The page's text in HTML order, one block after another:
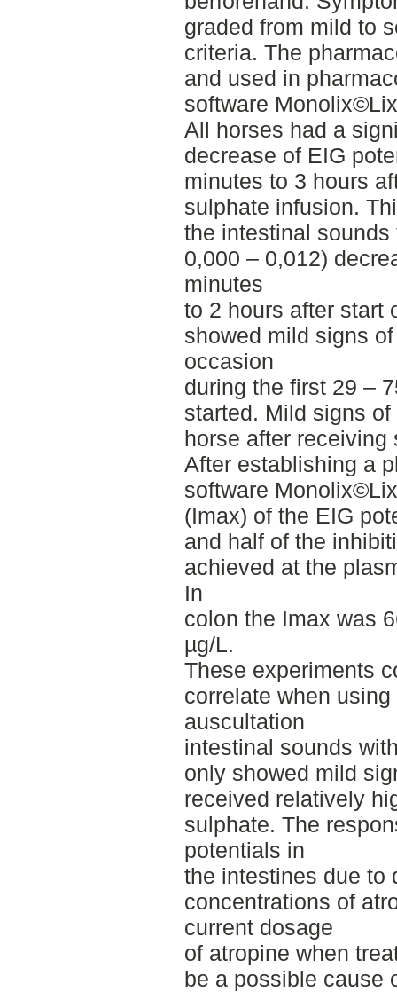
graded from mild to
criteria. The
and used in
software
All horses had a
decrease of EIG
minutes to 3 hours
sulphate infusion.
the intestinal
0,000 – 0,012)
minutes
to 2 hours after start
showed mild signs
occasion
during the first 29 –
started. Mild signs
horse after
After establishing a
software
(Imax) of the EIG
and half of the
achieved at the
In
colon the Imax was
µg/L.
These experiments
correlate when
auscultation
intestinal sounds
only showed mild
received relatively
sulphate. The
potentials in
the intestines due to
concentrations of
current dosage
of atropine when
be a possible cause